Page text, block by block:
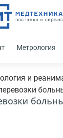
Метрология
и